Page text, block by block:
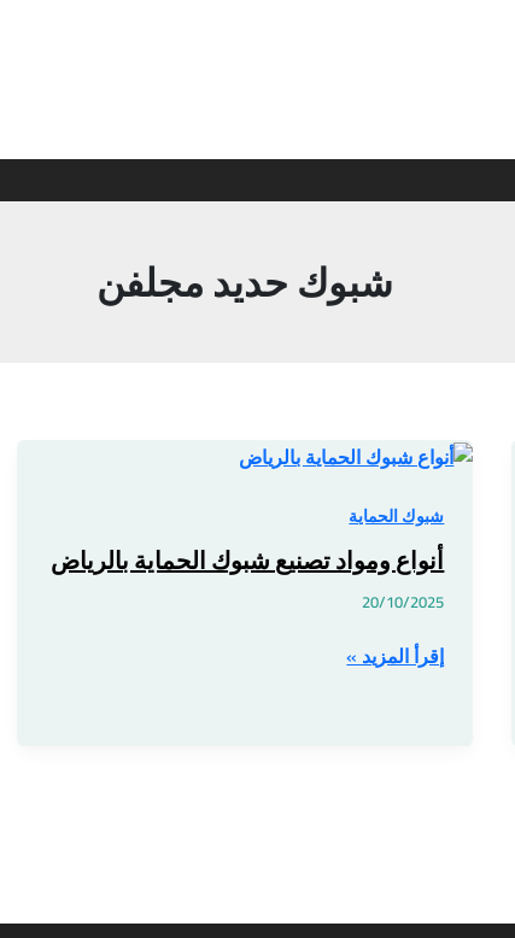
شبوك حديد مجلفن
شبوك الحماية
أنواع ومواد تصنيع شبوك الحماية بالرياض
20/10/2025
أنواع
تصنيع
شبوك
الحماية
بالرياض
إقرأ المزيد »